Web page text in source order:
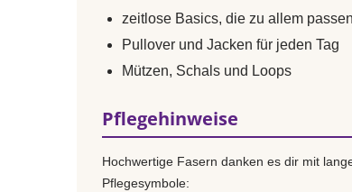
zeitlose Basics, die zu allem passen
Pullover und Jacken für jeden Tag
Mützen, Schals und Loops
Pflegehinweise
Hochwertige Fasern danken es dir mit
Pflegesymbole: